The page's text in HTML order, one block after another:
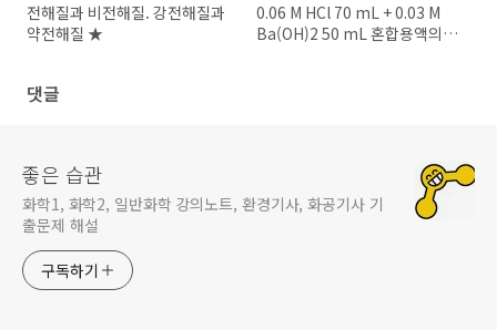
전해질과 비전해질. 강전해질과
약전해질 ★
0.06 M HCl 70 mL + 0.03 M
Ba(OH)2 50 mL 혼합용액의
댓글
좋은 습관
화학1, 화학2, 일반화학 강의노트, 환경기사, 화공기사 기
출문제 해설
구독하기